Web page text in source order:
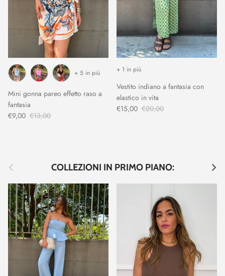
Mini gonna pareo effetto raso a
fantasia
€9,00 €13,00
+ 5 in più
Vestito indiano a fantasia con
elastico in vita
€15,00 €20,00
+ 1 in più
Indietro COLLEZIONI IN PRIMO PIANO: